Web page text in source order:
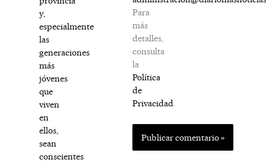
y,
especialmente
las
generaciones
más
jóvenes
que
viven
en
ellos,
sean
conscientes
Para
más
detalles,
consulta
la
Política
de
Privacidad